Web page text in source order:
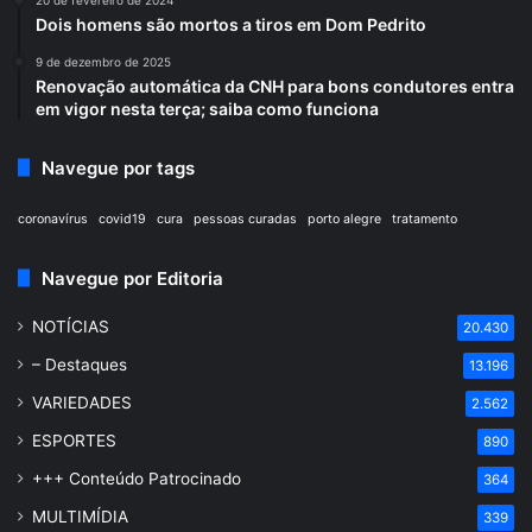
Dois homens são mortos a tiros em Dom Pedrito
9 de dezembro de 2025
Renovação automática da CNH para bons condutores entra
em vigor nesta terça; saiba como funciona
Navegue por tags
coronavírus covid19 cura pessoas curadas porto alegre tratamento
Navegue por Editoria
NOTÍCIAS 20.430
– Destaques 13.196
VARIEDADES 2.562
ESPORTES 890
+++ Conteúdo Patrocinado 364
MULTIMÍDIA 339